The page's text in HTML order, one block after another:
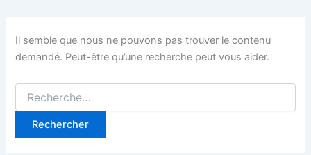
Il semble que nous ne pouvons pas trouver le contenu
demandé. Peut-être qu’une recherche peut vous aider.
Rechercher :